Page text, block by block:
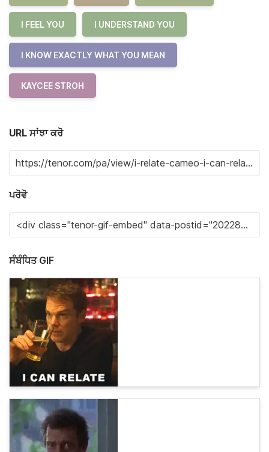
I FEEL YOU I UNDERSTAND YOU
I KNOW EXACTLY WHAT YOU MEAN
KAYCEE STROH
URL ਸਾਂਝਾ ਕਰੋ
ਪਰੋਵੋ
ਸੰਬੰਧਿਤ GIF